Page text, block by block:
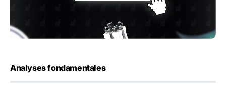
Analyses fondamentales